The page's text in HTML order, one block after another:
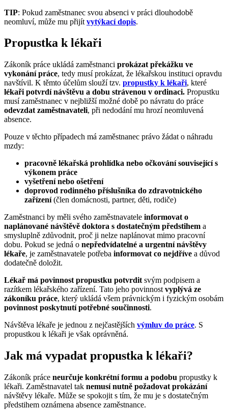
TIP: Pokud zaměstnanec svou absenci v práci dlouhodobě
neomluví, může mu přijít vytýkací dopis.
Propustka k lékaři
Zákoník práce ukládá zaměstnanci prokázat překážku ve
vykonání práce, tedy musí prokázat, že lékařskou instituci opravdu
navštívil. K těmto účelům slouží tzv. propustky k lékaři, které
lékaři potvrdí návštěvu a dobu strávenou v ordinaci. Propustku
musí zaměstnanec v nejbližší možné době po návratu do práce
odevzdat zaměstnavateli, při nedodání mu hrozí neomluvená
absence.
Pouze v těchto případech má zaměstnanec právo žádat o náhradu
mzdy:
pracovně lékařská prohlídka nebo očkování související s
výkonem práce
vyšetření nebo ošetření
doprovod rodinného příslušníka do zdravotnického
zařízení(člen domácnosti, partner, děti, rodiče)
Zaměstnanci by měli svého zaměstnavatele informovat o
naplánované návštěvě doktora s dostatečným předstihem a
smysluplně zdůvodnit, proč ji nelze naplánovat mimo pracovní
dobu. Pokud se jedná o nepředvídatelné a urgentní návštěvy
lékaře, je zaměstnavatele potřeba informovat co nejdříve a důvod
dodatečně doložit.
Lékař má povinnost propustku potvrdit svým podpisem a
razítkem lékařského zařízení. Tato jeho povinnost vyplývá ze
zákoníku práce, který ukládá všem právnickým i fyzickým osobám
povinnost poskytnutí potřebné součinnosti.
Návštěva lékaře je jednou z nejčastějších výmluv do práce. S
propustkou k lékaři je však oprávněná.
Jak má vypadat propustka k lékaři?
Zákoník práce neurčuje konkrétní formu a podobu propustky k
lékaři. Zaměstnavatel tak nemusí nutně požadovat prokázání
návštěvy lékaře. Může se spokojit s tím, že mu je s dostatečným
předstihem oznámena absence zaměstnance.